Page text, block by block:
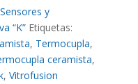
Sensores y
“K” Etiquetas:
, Termocupla,
ceramista,
, Vitrofusion